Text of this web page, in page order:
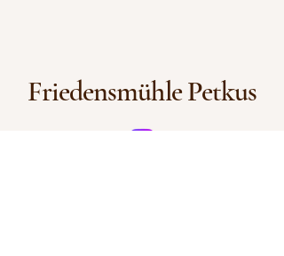
Friedensmühle Petkus